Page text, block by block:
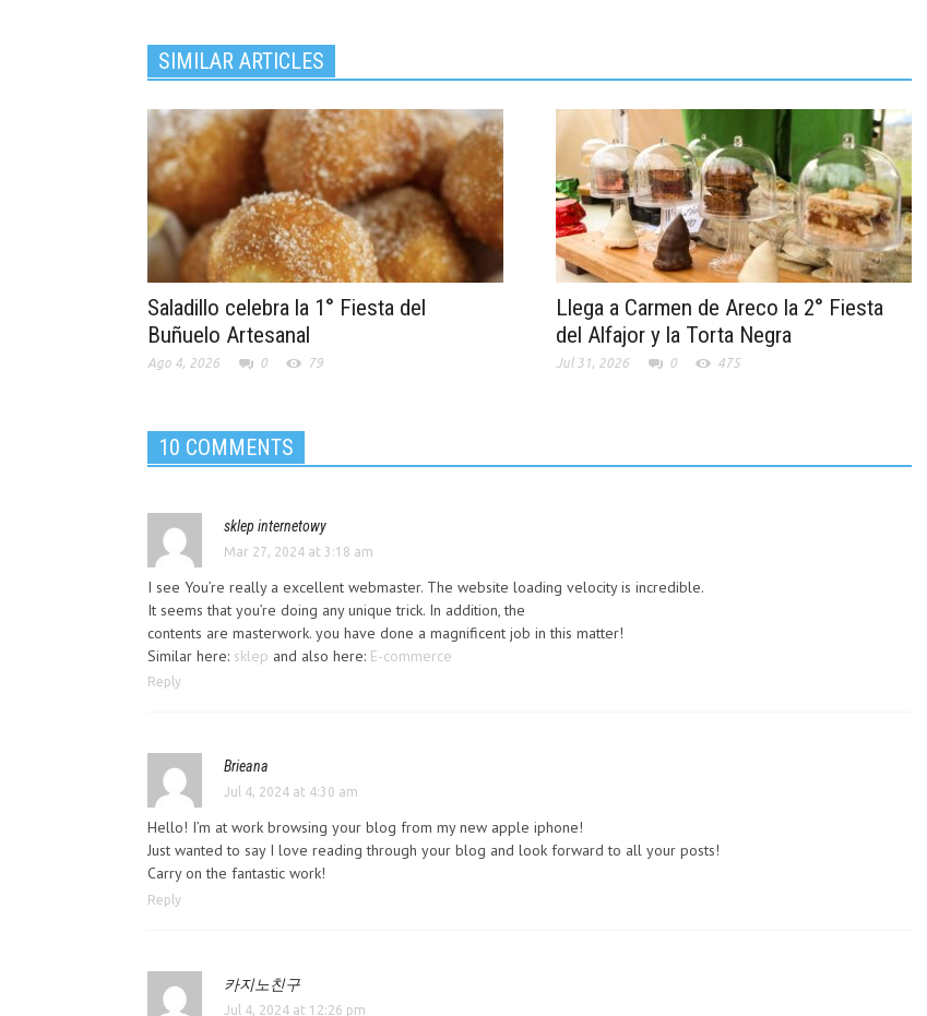
SIMILAR ARTICLES
Saladillo celebra la 1° Fiesta del
Buñuelo Artesanal
Ago 4, 2026 0 79
Llega a Carmen de Areco la 2° Fiesta
del Alfajor y la Torta Negra
Jul 31, 2026 0 475
10 COMMENTS
sklep internetowy
Mar 27, 2024 at 3:18 am
I see You’re really a excellent webmaster. The website loading velocity is incredible.
It seems that you’re doing any unique trick. In addition, the
contents are masterwork. you have done a magnificent job in this matter!
Similar here: sklep and also here: E-commerce
Reply
Brieana
Jul 4, 2024 at 4:30 am
Hello! I’m at work browsing your blog from my new apple iphone!
Just wanted to say I love reading through your blog and look forward to all your posts!
Carry on the fantastic work!
Reply
카지노친구
Jul 4, 2024 at 12:26 pm